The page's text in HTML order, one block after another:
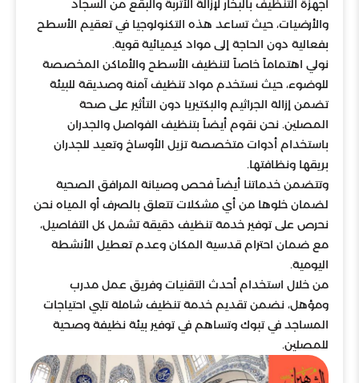
أجهزة التنظيف بالبخار لإزالة الأتربة والبقع من السجاد
والأرضيات، حيث تساعد هذه التكنولوجيا في تعقيم الأسطح
بفعالية دون الحاجة إلى مواد كيميائية قوية.
نولي اهتماماً خاصاً لتنظيف الأسطح والأماكن المخصصة
للوضوء، حيث نستخدم مواد تنظيف آمنة وصديقة للبيئة
تضمن إزالة الجراثيم والبكتيريا دون التأثير على صحة
المصلين. نحن نقوم أيضاً بتنظيف الفواصل والجدران
باستخدام أدوات متخصصة تزيل الأوساخ وتعيد للجدران
بريقها ونظافتها.
وتتضمن خدماتنا أيضاً فحص وصيانة المرافق الصحية
لضمان خلوها من أي مشكلات تتعلق بالصرف أو المياه نحن
نحرص على توفير خدمة تنظيف دقيقة تشمل كل التفاصيل،
مع ضمان احترام قدسية المكان وعدم تعطيل الأنشطة
اليومية.
من خلال استخدام أحدث التقنيات وفريق عمل مدرب
ومؤهل، نضمن تقديم خدمة تنظيف شاملة تلبي احتياجات
المساجد في تبوك وتساهم في توفير بيئة نظيفة وصحية
للمصلين.